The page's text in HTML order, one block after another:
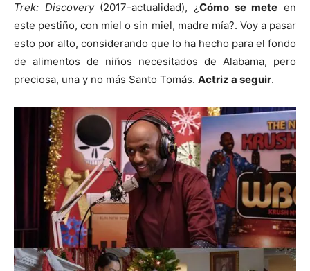
Trek: Discovery(2017-actualidad), ¿Cómo se mete en
este pestiño, con miel o sin miel, madre mía?. Voy a pasar
esto por alto, considerando que lo ha hecho para el fondo
de alimentos de niños necesitados de Alabama, pero
preciosa, una y no más Santo Tomás. Actriz a seguir.